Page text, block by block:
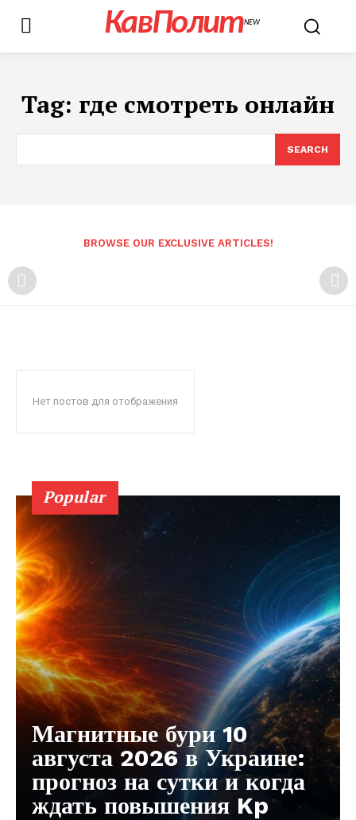
КавПолитNEW
Tag: где смотреть онлайн
SEARCH
BROWSE OUR EXCLUSIVE ARTICLES!
Нет постов для отображения
Popular
Магнитные бури 10
августа 2026 в Украине:
прогноз на сутки и когда
ждать повышения Kp